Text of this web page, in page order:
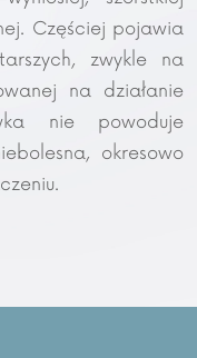
Częściej pojawia
zwykle na
na działanie
nie powoduje
okresowo